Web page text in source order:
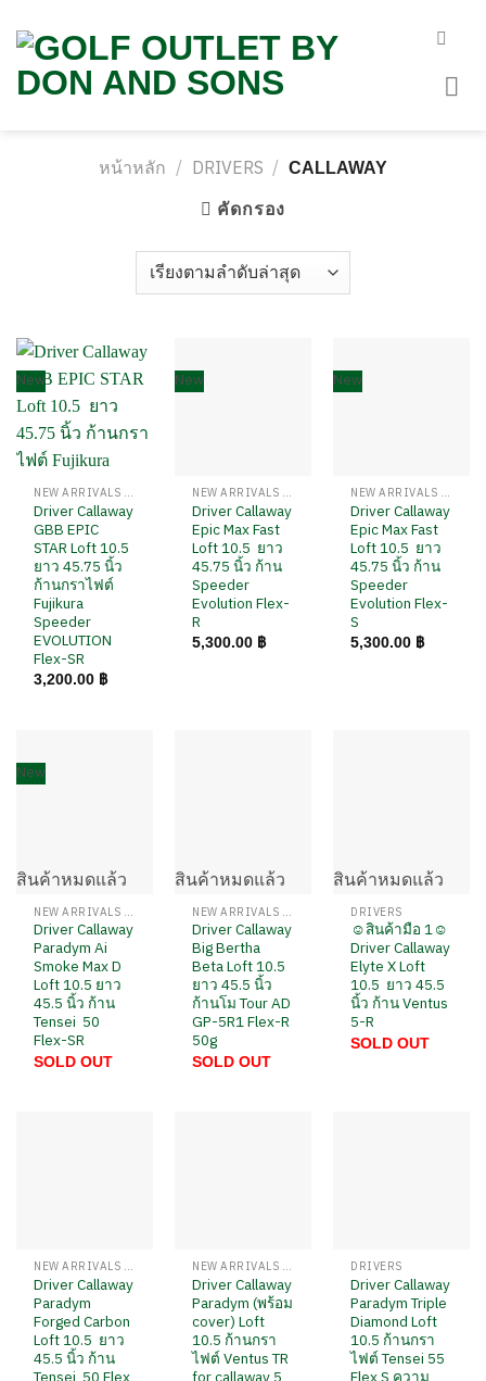
content
หน้าหลัก / DRIVERS / CALLAWAY
คัดกรอง
New
NEW ARRIVALS / สินค้ามาใหม่
Driver Callaway
GBB EPIC
STAR Loft 10.5
ยาว 45.75 นิ้ว
ก้านกราไฟต์
Fujikura
Speeder
EVOLUTION
Flex-SR
3,200.00 ฿
New
NEW ARRIVALS / สินค้ามาใหม่
Driver Callaway
Epic Max Fast
Loft 10.5 ยาว
45.75 นิ้ว ก้าน
Speeder
Evolution Flex-
R
5,300.00 ฿
New
NEW ARRIVALS / สินค้ามาใหม่
Driver Callaway
Epic Max Fast
Loft 10.5 ยาว
45.75 นิ้ว ก้าน
Speeder
Evolution Flex-
S
5,300.00 ฿
New
สินค้าหมดแล้ว
NEW ARRIVALS / สินค้ามาใหม่
Driver Callaway
Paradym Ai
Smoke Max D
Loft 10.5 ยาว
45.5 นิ้ว ก้าน
Tensei 50
Flex-SR
SOLD OUT
สินค้าหมดแล้ว
NEW ARRIVALS / สินค้ามาใหม่
Driver Callaway
Big Bertha
Beta Loft 10.5
ยาว 45.5 นิ้ว
ก้านโม Tour AD
GP-5R1 Flex-R
50g
SOLD OUT
สินค้าหมดแล้ว
DRIVERS
☺️สินค้ามือ 1☺️
Driver Callaway
Elyte X Loft
10.5 ยาว 45.5
นิ้ว ก้าน Ventus
5-R
SOLD OUT
NEW ARRIVALS / สินค้ามาใหม่
Driver Callaway
Paradym
Forged Carbon
Loft 10.5 ยาว
45.5 นิ้ว ก้าน
NEW ARRIVALS / สินค้ามาใหม่
Driver Callaway
Paradym (พร้อม
cover) Loft
10.5 ก้านกรา
ไฟต์ Ventus TR
DRIVERS
Driver Callaway
Paradym Triple
Diamond Loft
10.5 ก้านกรา
ไฟต์ Tensei 55